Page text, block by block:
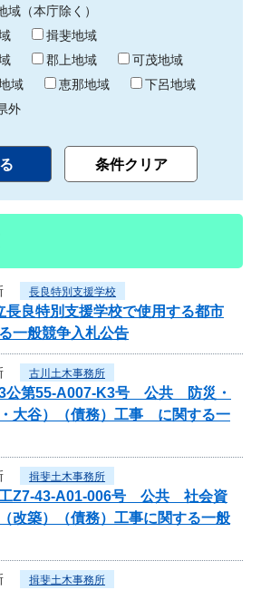
域（本庁除く）
揖斐地域
郡上地域
可茂地域
域
恵那地域
下呂地域
外
長良特別支援学校
長良特別支援学校で使用する都市
一般競争入札公告
古川土木事務所
3公第55-A007-K3号 公共 防災・
大谷）（債務）工事 に関する一
揖斐土木事務所
工Z7-43-A01-006号 公共 社会資
改築）（債務）工事に関する一般
揖斐土木事務所